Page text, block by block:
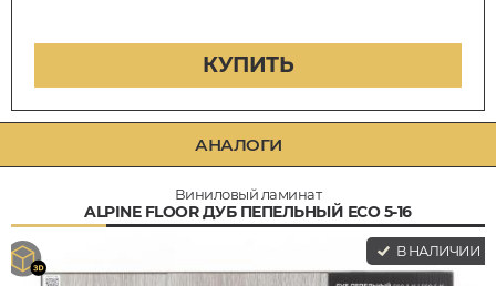
КУПИТЬ
АНАЛОГИ
Виниловый ламинат
ALPINE FLOOR ДУБ ПЕПЕЛЬНЫЙ ЕСО 5-16
В НАЛИЧИИ